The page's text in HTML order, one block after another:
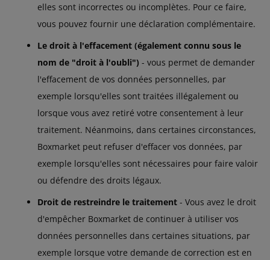
elles sont incorrectes ou incomplètes. Pour ce faire,
vous pouvez fournir une déclaration complémentaire.
Le droit à l'effacement (également connu sous le
nom de "droit à l'oubli") - vous permet de demander
l'effacement de vos données personnelles, par
exemple lorsqu'elles sont traitées illégalement ou
lorsque vous avez retiré votre consentement à leur
traitement. Néanmoins, dans certaines circonstances,
Boxmarket peut refuser d'effacer vos données, par
exemple lorsqu'elles sont nécessaires pour faire valoir
ou défendre des droits légaux.
Droit de restreindre le traitement - Vous avez le droit
d'empêcher Boxmarket de continuer à utiliser vos
données personnelles dans certaines situations, par
exemple lorsque votre demande de correction est en